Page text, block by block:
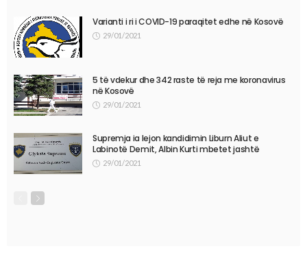
Varianti i ri i COVID-19 paraqitet edhe në Kosovë
29/01/2021
5 të vdekur dhe 342 raste të reja me koronavirus
në Kosovë
29/01/2021
Supremja ia lejon kandidimin Liburn Aliut e
Labinotë Demit, Albin Kurti mbetet jashtë
29/01/2021